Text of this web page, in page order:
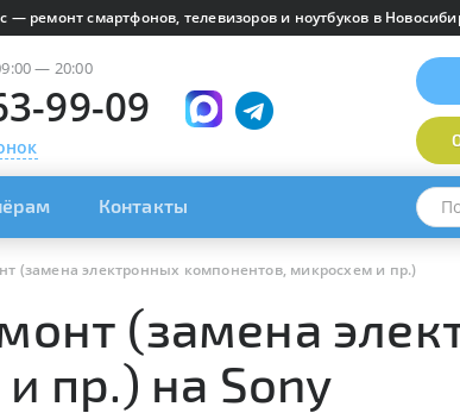
ремонт смартфонов, телевизоров и ноутбуков в
— 20:00
99-09
Контакты
(замена электронных компонентов, микросхем и пр.)
(замена
пр.) на Sony